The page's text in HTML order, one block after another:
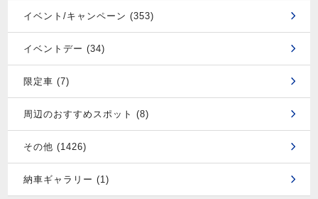
イベント/キャンペーン (353)
イベントデー (34)
限定車 (7)
周辺のおすすめスポット (8)
その他 (1426)
納車ギャラリー (1)